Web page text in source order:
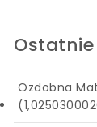
Ozdobna